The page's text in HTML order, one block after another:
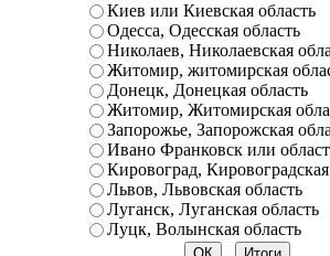
Киев или Киевская область
Одесса, Одесская область
Николаев, Николаевская
Житомир, житомирская
Донецк, Донецкая область
Житомир, Житомирская
Запорожье, Запорожская
Ивано Франковск или
Кировоград, Кировоградская
Львов, Львовская область
Луганск, Луганская область
Луцк, Волынская область